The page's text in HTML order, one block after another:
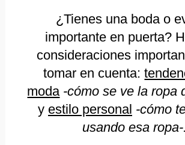
¿Tienes una boda o
importante en puerta?
consideraciones
tomar en cuenta:
moda -cómo se ve la ropa
y estilo personal -cómo
usando esa ropa-.